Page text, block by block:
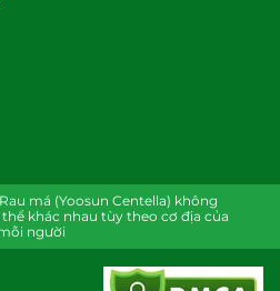
má (Yoosun Centella) không
khác nhau tùy theo cơ địa của
người